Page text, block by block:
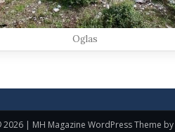
Oglas
| MH Magazine WordPress Theme by